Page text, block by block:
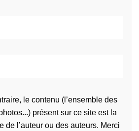
le contenu (l’ensemble des
présent sur ce site est la
de l’auteur ou des auteurs. Merci